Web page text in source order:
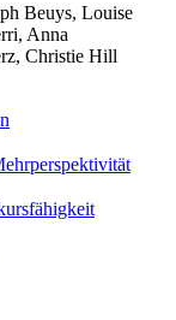
Beuys, Louise
Anna
Christie Hill